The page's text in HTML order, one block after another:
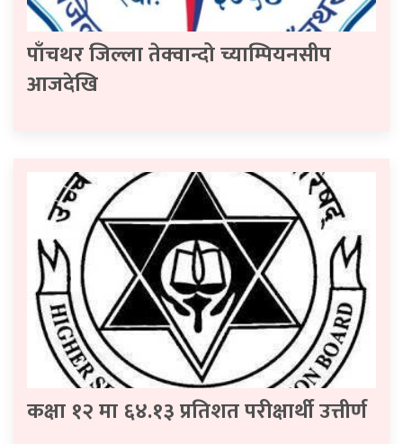
पाँचथर जिल्ला तेक्वान्दो च्याम्पियनसीप
आजदेखि
कक्षा १२ मा ६४.१३ प्रतिशत परीक्षार्थी उत्तीर्ण